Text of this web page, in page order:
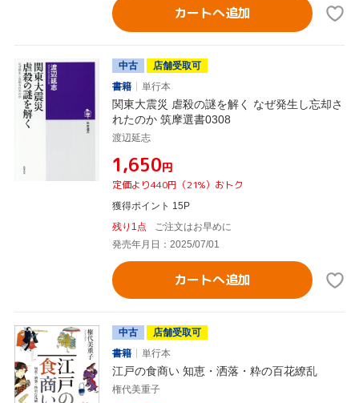
カートへ追加
中古
店舗受取可
書籍
単行本
関東大震災 虐殺の謎を解く なぜ発生し忘却さ
れたのか 筑摩選書0308
渡辺延志
¥1,650円
定価より440円（21%）おトク
獲得ポイント 15P
残り1点
ご注文はお早めに
発売年月日：2025/07/01
カートへ追加
中古
店舗受取可
書籍
単行本
江戸の食商い 知恵・洒落・粋の百花繚乱
権代美重子